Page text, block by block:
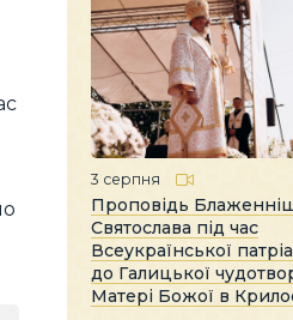
3 серпня
Проповідь
Святослава під час
Всеукраїнської
до Галицької
Матері Божої в